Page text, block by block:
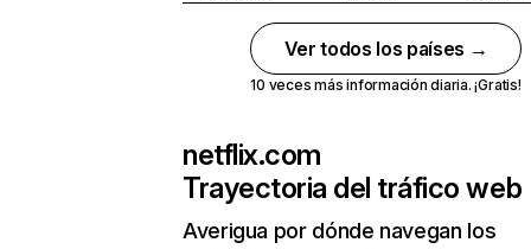
Ver todos los países →
10 veces más información diaria. ¡Gratis!
netflix.com
Trayectoria del tráfico web
Averigua por dónde navegan los